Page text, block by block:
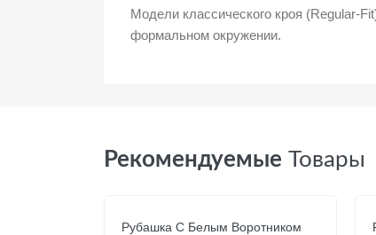
Модели классического кроя (Regular-
формальном окружении.
Рекомендуемые Товары
Рубашка С Белым Воротником